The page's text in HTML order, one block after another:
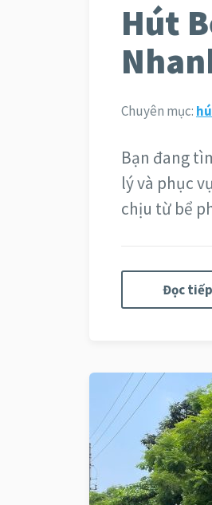
Hút
Chuyên mục:
Bạn đang
lý và phục
chịu từ bể
Đọc tiếp